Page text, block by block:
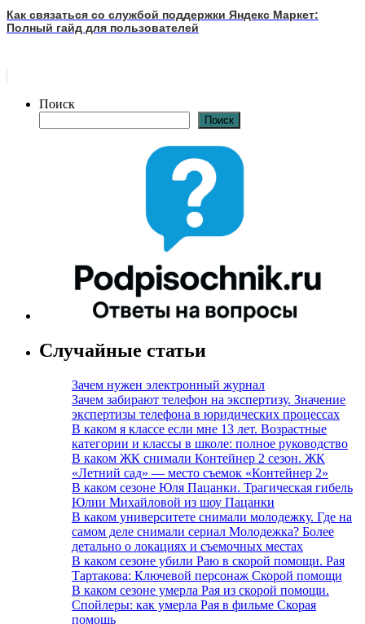
Как связаться со службой поддержки Яндекс Маркет:
Полный гайд для пользователей
Поиск
Поиск
Случайные статьи
Зачем нужен электронный журнал
Зачем забирают телефон на экспертизу. Значение
экспертизы телефона в юридических процессах
В каком я классе если мне 13 лет. Возрастные
категории и классы в школе: полное руководство
В каком ЖК снимали Контейнер 2 сезон. ЖК
«Летний сад» — место съемок «Контейнер 2»
В каком сезоне Юля Пацанки. Трагическая гибель
Юлии Михайловой из шоу Пацанки
В каком университете снимали молодежку. Где на
самом деле снимали сериал Молодежка? Более
детально о локациях и съемочных местах
В каком сезоне убили Раю в скорой помощи. Рая
Тартакова: Ключевой персонаж Скорой помощи
В каком сезоне умерла Рая из скорой помощи.
Спойлеры: как умерла Рая в фильме Скорая
помощь